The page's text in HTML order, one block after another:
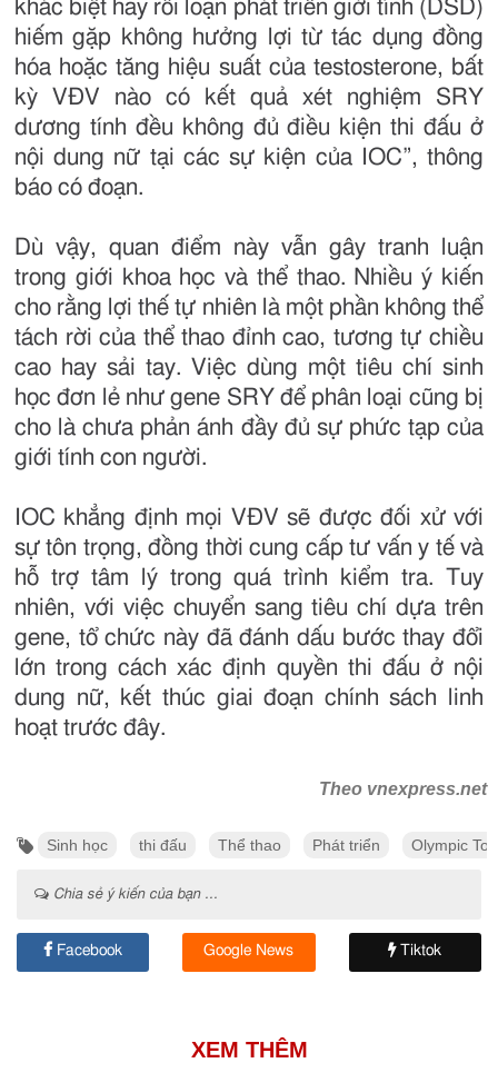
khác biệt hay rối loạn phát triển giới tính (DSD)
hiếm gặp không hưởng lợi từ tác dụng đồng
hóa hoặc tăng hiệu suất của testosterone, bất
kỳ VĐV nào có kết quả xét nghiệm SRY
dương tính đều không đủ điều kiện thi đấu ở
nội dung nữ tại các sự kiện của IOC”, thông
báo có đoạn.
Dù vậy, quan điểm này vẫn gây tranh luận
trong giới khoa học và thể thao. Nhiều ý kiến
cho rằng lợi thế tự nhiên là một phần không thể
tách rời của thể thao đỉnh cao, tương tự chiều
cao hay sải tay. Việc dùng một tiêu chí sinh
học đơn lẻ như gene SRY để phân loại cũng bị
cho là chưa phản ánh đầy đủ sự phức tạp của
giới tính con người.
IOC khẳng định mọi VĐV sẽ được đối xử với
sự tôn trọng, đồng thời cung cấp tư vấn y tế và
hỗ trợ tâm lý trong quá trình kiểm tra. Tuy
nhiên, với việc chuyển sang tiêu chí dựa trên
gene, tổ chức này đã đánh dấu bước thay đổi
lớn trong cách xác định quyền thi đấu ở nội
dung nữ, kết thúc giai đoạn chính sách linh
hoạt trước đây.
Theo vnexpress.net
Sinh học thi đấu Thể thao Phát triển Olympic
Chia sẻ ý kiến của bạn ...
Facebook Google News Tiktok
XEM THÊM